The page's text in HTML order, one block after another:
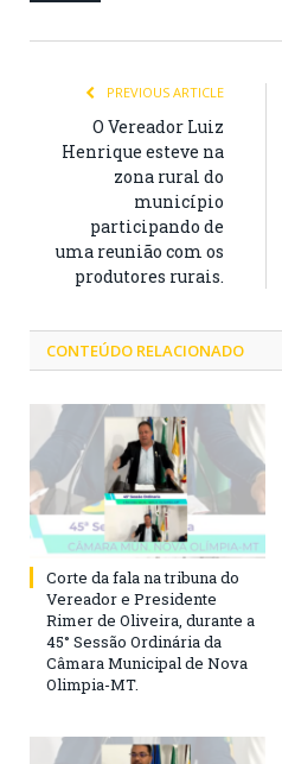
PREVIOUS ARTICLE
O Vereador Luiz
Henrique esteve na
zona rural do
município
participando de
uma reunião com os
produtores rurais.
CONTEÚDO RELACIONADO
Corte da fala na tribuna do
Vereador e Presidente
Rimer de Oliveira, durante a
45° Sessão Ordinária da
Câmara Municipal de Nova
Olimpia-MT.